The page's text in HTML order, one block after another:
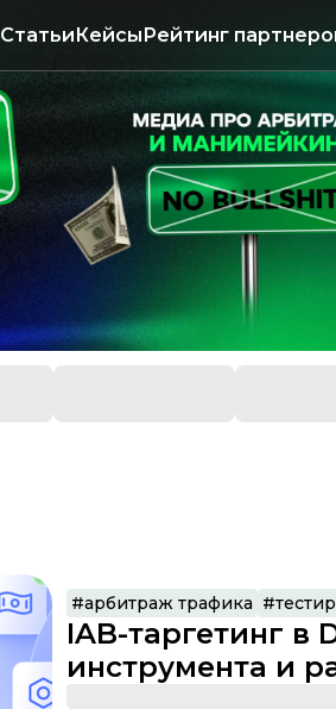
СтатьиКейсыРейтинг
#арбитраж трафика #
IAB-таргетинг в
инструмента и